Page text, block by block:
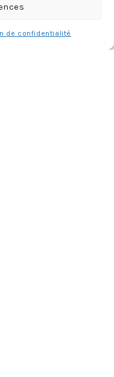
de confidentialité